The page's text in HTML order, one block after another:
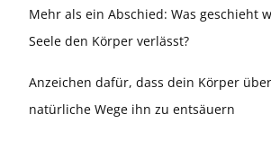
Mehr als ein Abschied: Was geschieht
Seele den Körper verlässt?
Anzeichen dafür, dass dein Körper
natürliche Wege ihn zu entsäuern